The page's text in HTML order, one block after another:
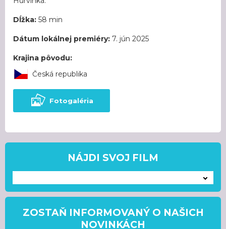
Dĺžka: 58 min
Dátum lokálnej premiéry: 7. jún 2025
Krajina pôvodu:
Česká republika
Fotogaléria
NÁJDI SVOJ FILM
ZOSTAŇ INFORMOVANÝ O NAŠICH
NOVINKÁCH